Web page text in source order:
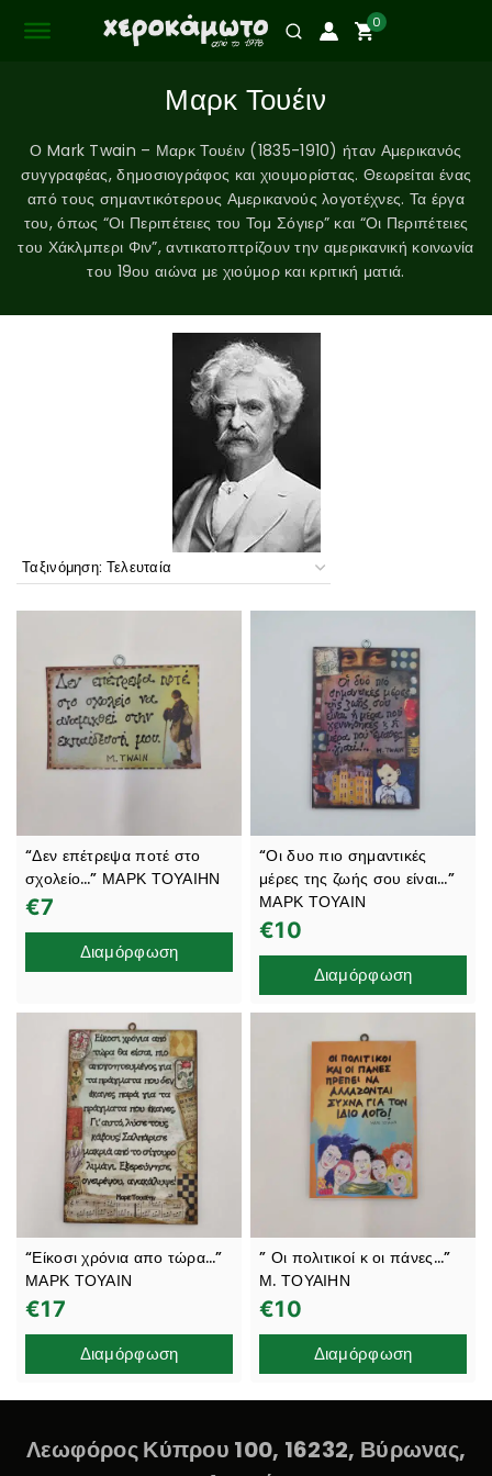
0
Μαρκ Τουέιν
Ο Mark Twain – Μαρκ Τουέιν (1835-1910) ήταν Αμερικανός
συγγραφέας, δημοσιογράφος και χιουμορίστας. Θεωρείται ένας
από τους σημαντικότερους Αμερικανούς λογοτέχνες. Τα έργα
του, όπως “Οι Περιπέτειες του Τομ Σόγιερ” και “Οι Περιπέτειες
του Χάκλμπερι Φιν”, αντικατοπτρίζουν την αμερικανική κοινωνία
του 19ου αιώνα με χιούμορ και κριτική ματιά.
“Δεν επέτρεψα ποτέ στο
σχολείο…” ΜΑΡΚ ΤΟΥΑΙΗΝ
€7
Διαμόρφωση
“Οι δυο πιο σημαντικές
μέρες της ζωής σου είναι…”
ΜΑΡΚ ΤΟΥΑΙΝ
€10
Διαμόρφωση
“Είκοσι χρόνια απο τώρα…”
ΜΑΡΚ ΤΟΥΑΙΝ
€17
Διαμόρφωση
” Οι πολιτικοί κ οι πάνες…”
Μ. ΤΟΥΑΙΗΝ
€10
Διαμόρφωση
Λεωφόρος Κύπρου 100, 16232, Βύρωνας,